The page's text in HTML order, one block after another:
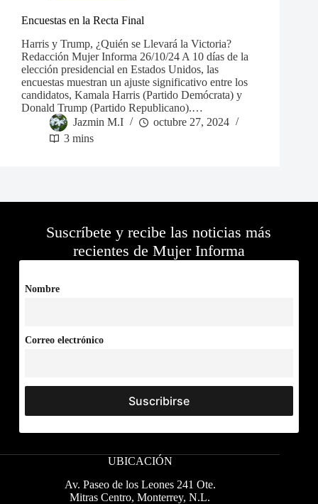
Encuestas en la Recta Final
Harris y Trump, ¿Quién se Llevará la Victoria?
Redacción Mujer Informa 26/10/24 A 10 días de la
elección presidencial en Estados Unidos, las
encuestas muestran un ajuste significativo entre los
candidatos, Kamala Harris (Partido Demócrata) y
Donald Trump (Partido Republicano).…
Jazmin M.I
octubre 27, 2024
3 mins
Suscríbete y recibe las noticias más
recientes de Mujer Informa
Nombre
Correo electrónico
UBICACIÓN
Av. Paseo de los Leones 241 Ote.
Mitras Centro, Monterrey, N.L.